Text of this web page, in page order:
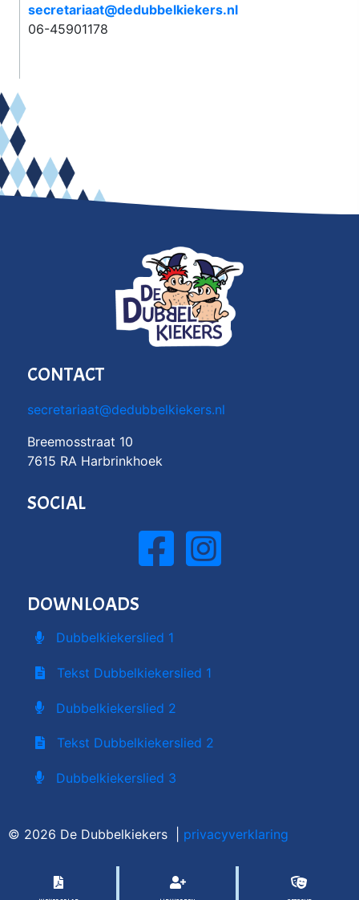
secretariaat@dedubbelkiekers.nl
06-45901178
CONTACT
secretariaat@dedubbelkiekers.nl
Breemosstraat 10
7615 RA Harbrinkhoek
SOCIAL
DOWNLOADS
Dubbelkiekerslied 1
Tekst Dubbelkiekerslied 1
Dubbelkiekerslied 2
Tekst Dubbelkiekerslied 2
Dubbelkiekerslied 3
© 2026 De Dubbelkiekers | privacyverklaring